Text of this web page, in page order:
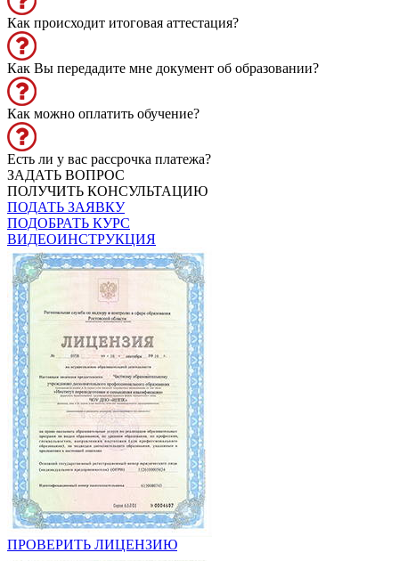
Как происходит итоговая аттестация?
Как Вы передадите мне документ об образовании?
Как можно оплатить обучение?
Есть ли у вас рассрочка платежа?
ЗАДАТЬ ВОПРОС
ПОЛУЧИТЬ КОНСУЛЬТАЦИЮ
ПОДАТЬ ЗАЯВКУ
ПОДОБРАТЬ КУРС
ВИДЕОИНСТРУКЦИЯ
ПРОВЕРИТЬ ЛИЦЕНЗИЮ